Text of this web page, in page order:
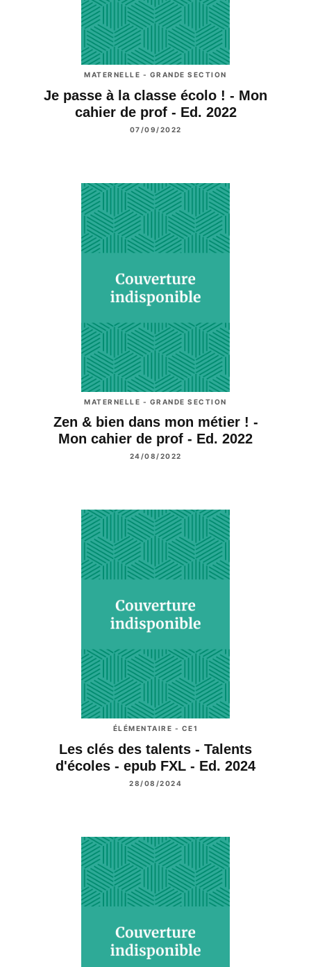
MATERNELLE - GRANDE SECTION
Je passe à la classe écolo ! - Mon
cahier de prof - Ed. 2022
07/09/2022
MATERNELLE - GRANDE SECTION
Zen & bien dans mon métier ! -
Mon cahier de prof - Ed. 2022
24/08/2022
ÉLÉMENTAIRE - CE1
Les clés des talents - Talents
d'écoles - epub FXL - Ed. 2024
28/08/2024